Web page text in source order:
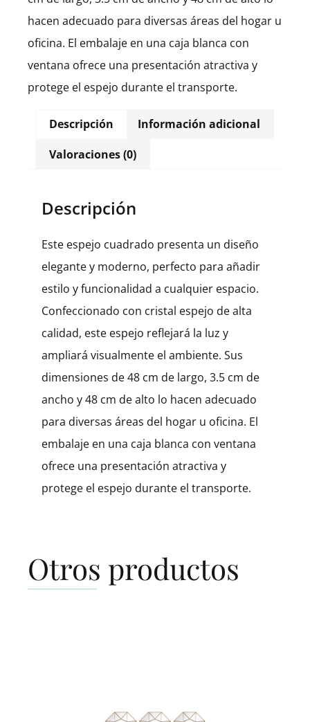
hacen adecuado para diversas áreas del hogar u
oficina. El embalaje en una caja blanca con
ventana ofrece una presentación atractiva y
protege el espejo durante el transporte.
Descripción
Información adicional
Valoraciones (0)
Descripción
Este espejo cuadrado presenta un diseño
elegante y moderno, perfecto para añadir
estilo y funcionalidad a cualquier espacio.
Confeccionado con cristal espejo de alta
calidad, este espejo reflejará la luz y
ampliará visualmente el ambiente. Sus
dimensiones de 48 cm de largo, 3.5 cm de
ancho y 48 cm de alto lo hacen adecuado
para diversas áreas del hogar u oficina. El
embalaje en una caja blanca con ventana
ofrece una presentación atractiva y
protege el espejo durante el transporte.
Otros productos